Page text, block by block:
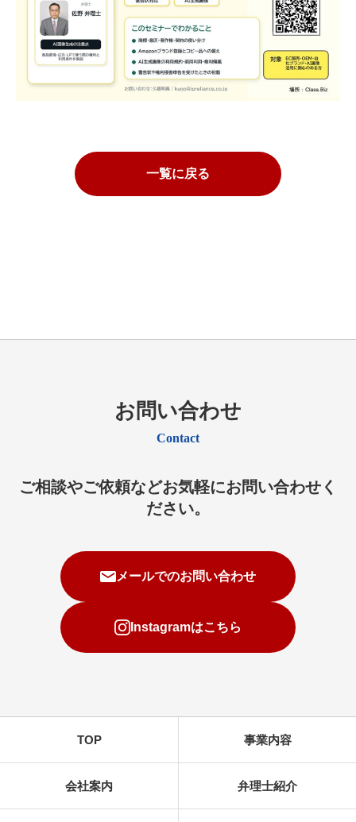
一覧に戻る
お問い合わせ
Contact
ご相談やご依頼などお気軽にお問い合わせく
ださい。
メールでのお問い合わせ
Instagramはこちら
TOP 事業内容
会社案内 弁理士紹介